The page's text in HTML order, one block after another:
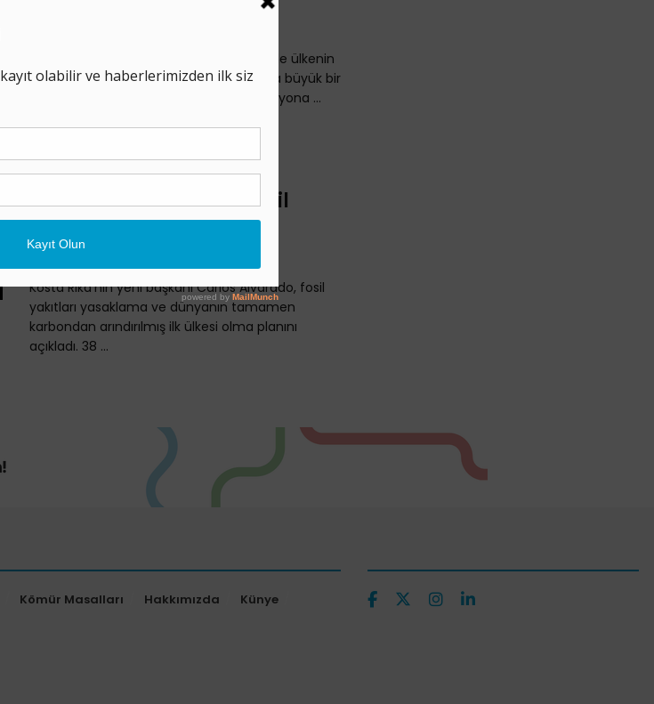
Kosta Rika, iklim değişikliği ile mücadelede ülkenin
ekonomisinin dekarbonizasyonu yolunda büyük bir
adım attı ve 2050’ye kadar sıfır net emisyona ...
Arındırılmış İlk Ülkesi
Olabilirler: Kosta Rika Fosil
Yakıtları Yasaklıyor
15 MAYIS 2018
Kosta Rika’nın yeni başkanı Carlos Alvarado, fosil
yakıtları yasaklama ve dünyanın tamamen
karbondan arındırılmış ilk ülkesi olma planını
açıkladı. 38 ...
Kömür Masalları Hakkımızda
Künye